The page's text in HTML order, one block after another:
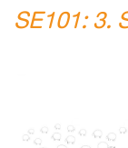
SE101: 3.